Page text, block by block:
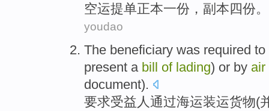
空运提单正本一份，副本 四份。
youdao
The beneficiary was required to
present a bill of lading) or by air
document).
要求受益人通过海运装运货物(